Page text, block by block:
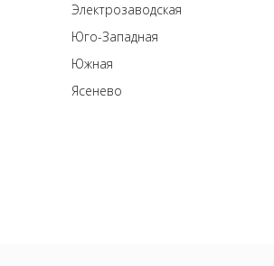
Электрозаводская
Юго-Западная
Южная
Ясенево